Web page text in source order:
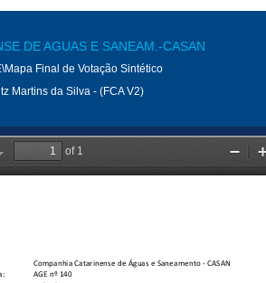
DE AGUAS E SANEAM.-CASAN
Final de Votação Sintético
Martins da Silva - (FCA V2)